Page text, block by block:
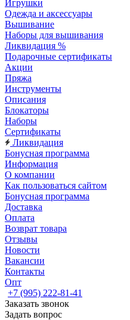
Игрушки
Одежда и аксессуары
Вышивание
Наборы для вышивания
Ликвидация %
Подарочные сертификаты
Акции
Пряжа
Инструменты
Описания
Блокаторы
Наборы
Сертификаты
Ликвидация
Бонусная программа
Информация
О компании
Как пользоваться сайтом
Бонусная программа
Доставка
Оплата
Возврат товара
Отзывы
Новости
Вакансии
Контакты
Опт
+7 (995) 222-81-41
Заказать звонок
Задать вопрос